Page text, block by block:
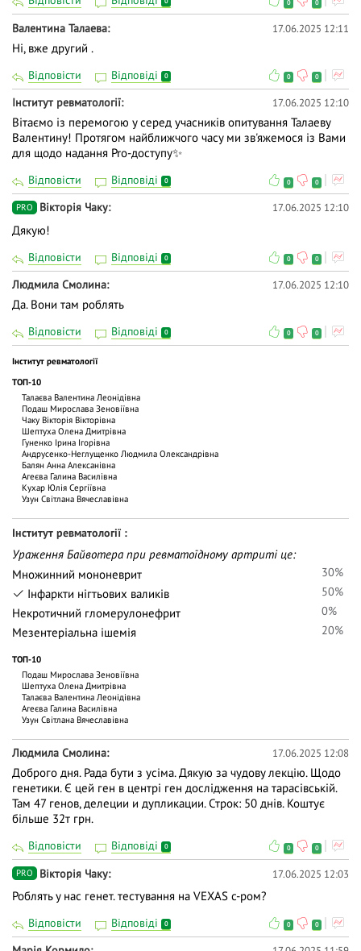
0 0
Валентина Талаева 17.06.2025 12:11
Ні, вже другий .
Відповісти Відповіді 0 0 0
Інститут ревматології 17.06.2025 12:10
Вітаємо із перемогою у серед учасників опитування Талаеву
Валентину! Протягом найближчого часу ми зв'яжемося із Вами
для щодо надання Pro-доступу✨
Відповісти Відповіді 0 0 0
PRO Вiкторiя Чаку 17.06.2025 12:10
Дякую!
Відповісти Відповіді 0 0 0
Людмила Смолина 17.06.2025 12:10
Да. Вони там роблять
Відповісти Відповіді 0 0 0
Інститут ревматології
ТОП-10
Талаєва Валентина Леонідівна
Подаш Мирослава Зеновіївна
Чаку Вiкторiя Вiкторiвна
Шептуха Олена Дмитрівна
Гуненко Ірина Ігорівна
Андрусенко-Неглущенко Людмила Олександрівна
Балян Анна Алексанівна
Агеєва Галина Василівна
Кухар Юлія Сергіївна
Узун Світлана Вячеславівна
Інститут ревматології
Ураження Байвотера при ревматоїдному артриті це:
Множинний мононеврит
30%
Інфаркти нігтьових валиків
50%
Некротичний гломерулонефрит
0%
Мезентеріальна ішемія
20%
ТОП-10
Подаш Мирослава Зеновіївна
Шептуха Олена Дмитрівна
Талаєва Валентина Леонідівна
Агеєва Галина Василівна
Узун Світлана Вячеславівна
Людмила Смолина 17.06.2025 12:08
Доброго дня. Рада бути з усіма. Дякую за чудову лекцію. Щодо
генетики. Є цей ген в центрі ген дослідження на тарасівській.
Там 47 генов, делеции и дупликации. Строк: 50 днів. Коштує
більше 32т грн.
Відповісти Відповіді 0 0 0
PRO Вiкторiя Чаку 17.06.2025 12:03
Роблять у нас генет. тестування на VEXAS с-ром?
Відповісти Відповіді 0 0 0